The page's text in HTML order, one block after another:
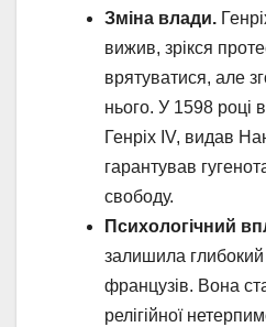
Зміна влади.
вижив, зрікся
врятуватися, але
нього. У 1598 році
Генріх IV, видав
гарантував
свободу.
Психологічний
залишила глибокий
французів. Вона
релігійної